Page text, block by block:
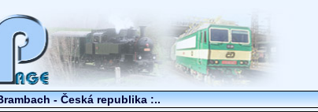
- Česká republika :..